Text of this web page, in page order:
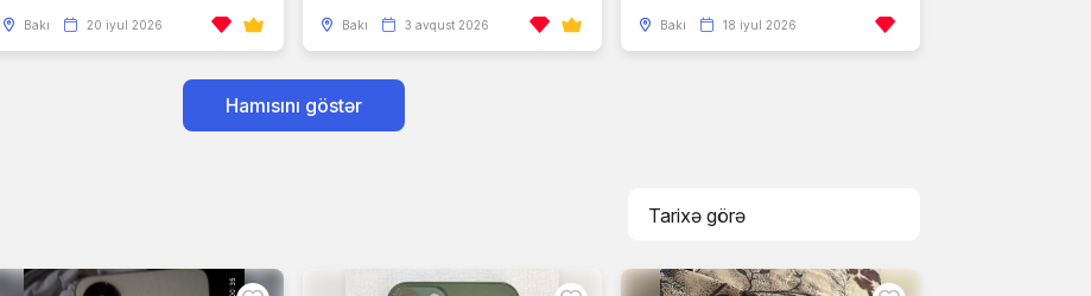
Bakı 20 iyul 2026 Bakı 3 avqust 2026 Bakı 18 iyul 2026
Hamısını göstər